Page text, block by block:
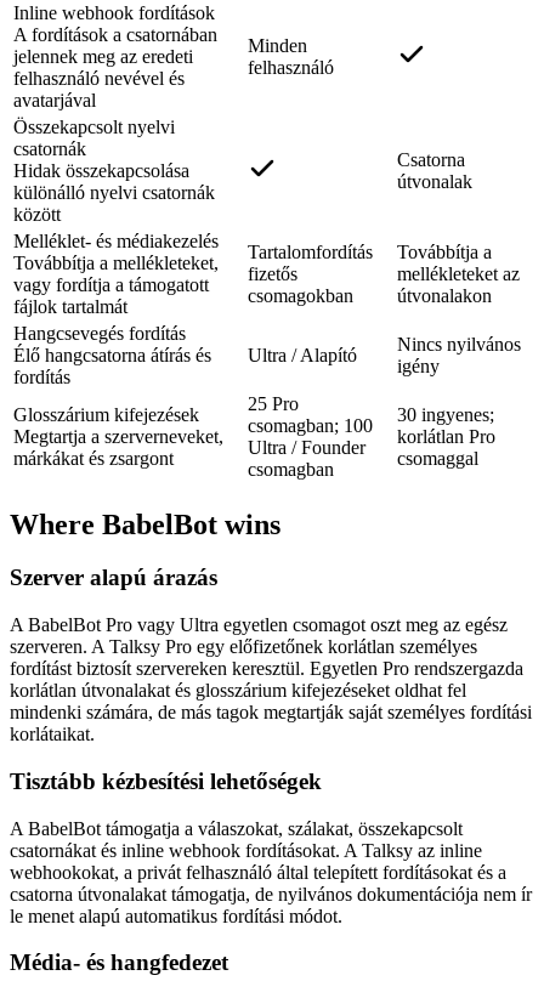
Inline webhook fordítások
A fordítások a csatornában
jelennek meg az eredeti
felhasználó nevével és
avatarjával
Minden
felhasználó
Összekapcsolt nyelvi
csatornák
Hidak összekapcsolása
különálló nyelvi csatornák
között
Csatorna
útvonalak
Melléklet- és médiakezelés
Továbbítja a mellékleteket,
vagy fordítja a támogatott
fájlok tartalmát
Tartalomfordítás
fizetős
csomagokban
Továbbítja a
mellékleteket az
útvonalakon
Hangcsevegés fordítás
Élő hangcsatorna átírás és
fordítás
Ultra / Alapító
Nincs nyilvános
igény
Glosszárium kifejezések
Megtartja a szerverneveket,
márkákat és zsargont
25 Pro
csomagban; 100
Ultra / Founder
csomagban
30 ingyenes;
korlátlan Pro
csomaggal
Where BabelBot wins
Szerver alapú árazás
A BabelBot Pro vagy Ultra egyetlen csomagot oszt meg az egész
szerveren. A Talksy Pro egy előfizetőnek korlátlan személyes
fordítást biztosít szervereken keresztül. Egyetlen Pro rendszergazda
korlátlan útvonalakat és glosszárium kifejezéseket oldhat fel
mindenki számára, de más tagok megtartják saját személyes fordítási
korlátaikat.
Tisztább kézbesítési lehetőségek
A BabelBot támogatja a válaszokat, szálakat, összekapcsolt
csatornákat és inline webhook fordításokat. A Talksy az inline
webhookokat, a privát felhasználó által telepített fordításokat és a
csatorna útvonalakat támogatja, de nyilvános dokumentációja nem ír
le menet alapú automatikus fordítási módot.
Média- és hangfedezet